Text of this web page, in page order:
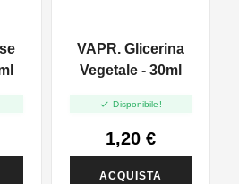
VAPR. Glicerina
Vegetale - 30ml
 Disponibile!
1,20 €
ACQUISTA